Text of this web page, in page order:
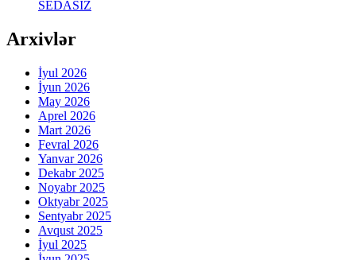
SEDASIZ
Arxivlər
İyul 2026
İyun 2026
May 2026
Aprel 2026
Mart 2026
Fevral 2026
Yanvar 2026
Dekabr 2025
Noyabr 2025
Oktyabr 2025
Sentyabr 2025
Avqust 2025
İyul 2025